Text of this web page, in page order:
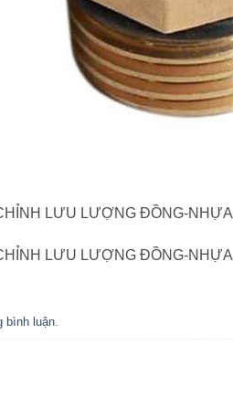
LƯU LƯỢNG ĐỒNG-NHỰA
LƯU LƯỢNG ĐỒNG-NHỰA
bình luận